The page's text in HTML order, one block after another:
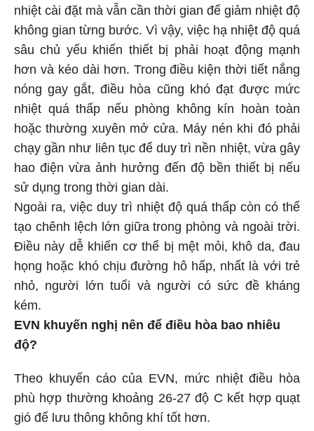
nhiệt cài đặt mà vẫn cần thời gian để giảm nhiệt độ
không gian từng bước. Vì vậy, việc hạ nhiệt độ quá
sâu chủ yếu khiến thiết bị phải hoạt động mạnh
hơn và kéo dài hơn. Trong điều kiện thời tiết nắng
nóng gay gắt, điều hòa cũng khó đạt được mức
nhiệt quá thấp nếu phòng không kín hoàn toàn
hoặc thường xuyên mở cửa. Máy nén khi đó phải
chạy gần như liên tục để duy trì nền nhiệt, vừa gây
hao điện vừa ảnh hưởng đến độ bền thiết bị nếu
sử dụng trong thời gian dài.
Ngoài ra, việc duy trì nhiệt độ quá thấp còn có thể
tạo chênh lệch lớn giữa trong phòng và ngoài trời.
Điều này dễ khiến cơ thể bị mệt mỏi, khô da, đau
họng hoặc khó chịu đường hô hấp, nhất là với trẻ
nhỏ, người lớn tuổi và người có sức đề kháng
kém.
EVN khuyến nghị nên để điều hòa bao nhiêu
độ?
Theo khuyến cáo của EVN, mức nhiệt điều hòa
phù hợp thường khoảng 26-27 độ C kết hợp quạt
gió để lưu thông không khí tốt hơn.